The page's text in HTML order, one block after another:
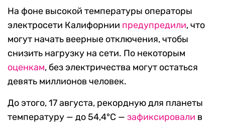
На фоне высокой температуры операторы
электросети Калифорнии предупредили, что
могут начать веерные отключения, чтобы
снизить нагрузку на сети. По некоторым
оценкам, без электричества могут остаться
девять миллионов человек.
До этого, 17 августа, рекордную для планеты
температуру — до 54,4°C — зафиксировали в